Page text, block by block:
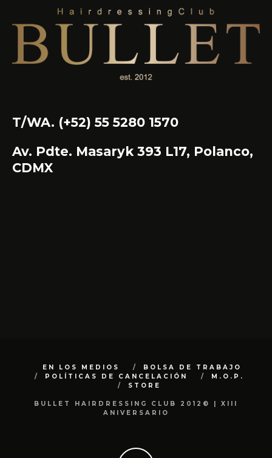
T/WA. (+52) 55 5280 1570
Av. Pdte. Masaryk 393 L17, Polanco,
CDMX
EN LOS MEDIOS
BOLSA DE TRABAJO
POLÍTICAS DE CANCELACIÓN
M.O.P.
STORE
BULLET HAIRDRESSING CLUB 2012© | XIII
ANIVERSARIO